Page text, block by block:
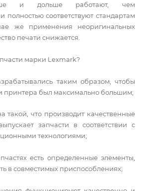
и дольше работают, чем
соответствуют стандартам
же применения неоригинальных
печати снижается.
марки Lexmark?
таким образом, чтобы
принтера был максимально большим;
такой, что производит качественные
запчасти в соответствии с
технологиями;
есть определенные элементы,
в совместимых приспособлениях;